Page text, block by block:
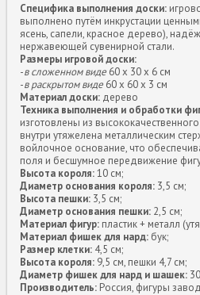
Специфика выполнения доски:
выполнено путём инкрустации
ясень, сапели, красное дерево),
нержавеющей сувенирной стали.
Размеры игровой доски:
-в сложенном виде 60 х 30 х 6 см
-в раскрытом виде 60 х 60 х 3 см
Материал доски: дерево
Техника выполнения и обработки
изготовлены из
внутри утяжелена металлическим
войлочное основание, что
поля и бесшумное передвижение
Высота короля:10 см;
Диаметр основания короля: 3,5 см;
Высота пешки: 3,5 см;
Диаметр основания пешки: 2,5 см;
Материал фигур: пластик + металл
Материал фишек для нард: бук;
Размер клетки: 4,5 см;
Высота короля: 9,5 см, пешки 4,7 см;
Диаметр фишек для нард и шашек:
Производитель: Россия, фигуры